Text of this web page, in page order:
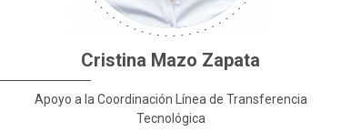
Cristina Mazo Zapata
Apoyo a la Coordinación Línea de Transferencia
Tecnológica